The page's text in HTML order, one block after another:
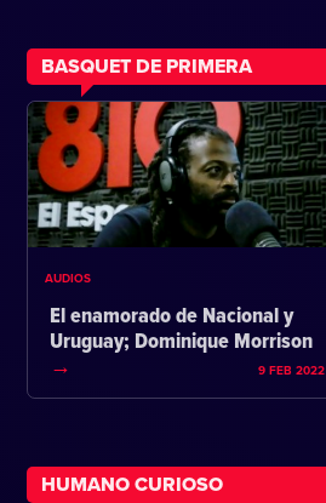
BASQUET DE PRIMERA
AUDIOS
El enamorado de Nacional y
Uruguay; Dominique Morrison
9 FEB 2022
HUMANO CURIOSO